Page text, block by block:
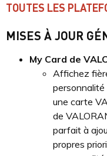
TOUTES LES
MISES À JOUR
My Card de
Affichez
une carte
de
parfait à
propres